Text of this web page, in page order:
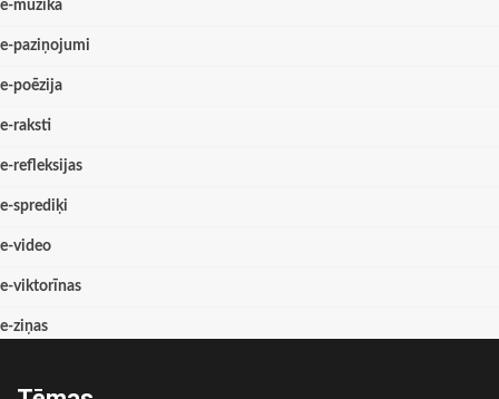
e-mūzika
e-paziņojumi
e-poēzija
e-raksti
e-refleksijas
e-sprediķi
e-video
e-viktorīnas
e-ziņas